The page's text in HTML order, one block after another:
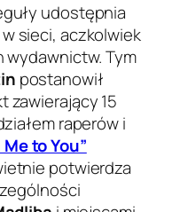
udostępnia
sieci, aczkolwiek
wydawnictw. Tym
postanowił
zawierający 15
raperów i
to You”
potwierdza